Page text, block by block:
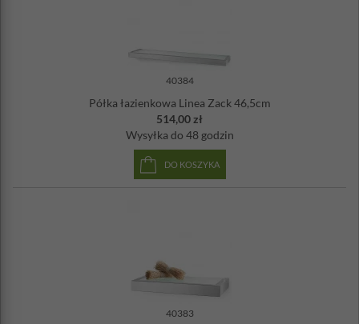
40384
Półka łazienkowa Linea Zack 46,5cm
514,00 zł
Wysyłka do 48 godzin
DO KOSZYKA
40383